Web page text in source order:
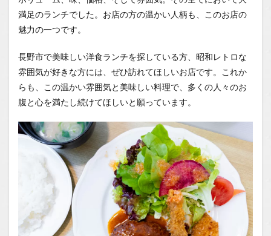
満足のランチでした。お店の方の温かい人柄も、このお店の
魅力の一つです。
長野市で美味しい洋食ランチを探している方、昭和レトロな
雰囲気が好きな方には、ぜひ訪れてほしいお店です。これか
らも、この温かい雰囲気と美味しい料理で、多くの人々のお
腹と心を満たし続けてほしいと願っています。